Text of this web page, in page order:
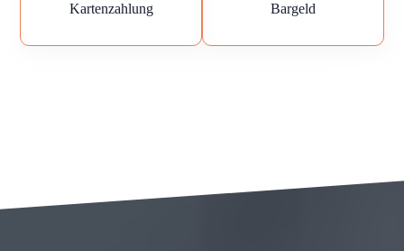
Kartenzahlung Bargeld